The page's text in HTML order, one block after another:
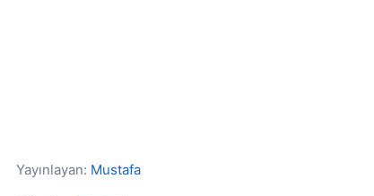
Yayınlayan: Mustafa